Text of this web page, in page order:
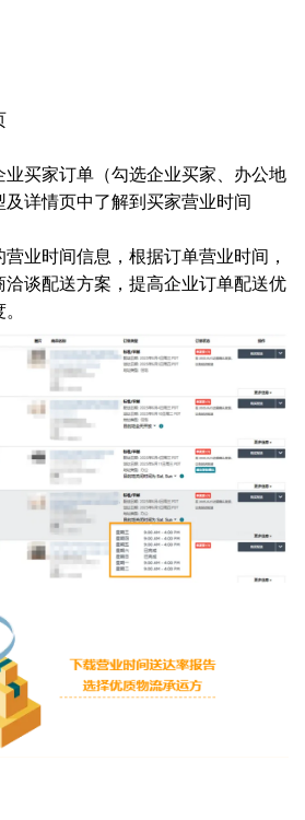
买家订单（勾选企业买家、办公地
详情页中了解到买家营业时间
业时间信息，根据订单营业时间，
谈配送方案，提高企业订单配送优